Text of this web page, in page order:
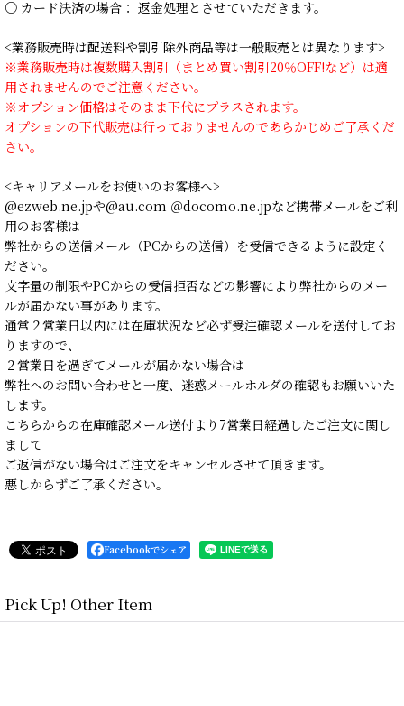
○ カード決済の場合： 返金処理とさせていただきます。
<業務販売時は配送料や割引除外商品等は一般販売とは異なります>
※業務販売時は複数購入割引（まとめ買い割引20％OFF!など）は適
用されませんのでご注意ください。
※オプション価格はそのまま下代にプラスされます。
オプションの下代販売は行っておりませんのであらかじめご了承くだ
さい。
<キャリアメールをお使いのお客様へ>
@ezweb.ne.jpや@au.com ＠docomo.ne.jpなど携帯メールをご利
用のお客様は
弊社からの送信メール（PCからの送信）を受信できるように設定く
ださい。
文字量の制限やPCからの受信拒否などの影響により弊社からのメー
ルが届かない事があります。
通常２営業日以内には在庫状況など必ず受注確認メールを送付してお
りますので、
２営業日を過ぎてメールが届かない場合は
弊社へのお問い合わせと一度、迷惑メールホルダの確認もお願いいた
します。
こちらからの在庫確認メール送付より7営業日経過したご注文に関し
まして
ご返信がない場合はご注文をキャンセルさせて頂きます。
悪しからずご了承ください。
Facebookでシェア
Pick Up! Other Item